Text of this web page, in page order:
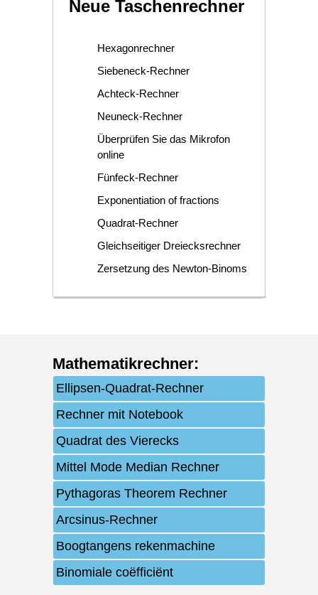
Neue Taschenrechner
Hexagonrechner
Siebeneck-Rechner
Achteck-Rechner
Neuneck-Rechner
Überprüfen Sie das Mikrofon
online
Fünfeck-Rechner
Exponentiation of fractions
Quadrat-Rechner
Gleichseitiger Dreiecksrechner
Zersetzung des Newton-Binoms
Mathematikrechner:
Ellipsen-Quadrat-Rechner
Rechner mit Notebook
Quadrat des Vierecks
Mittel Mode Median Rechner
Pythagoras Theorem Rechner
Arcsinus-Rechner
Boogtangens rekenmachine
Binomiale coëfficiënt